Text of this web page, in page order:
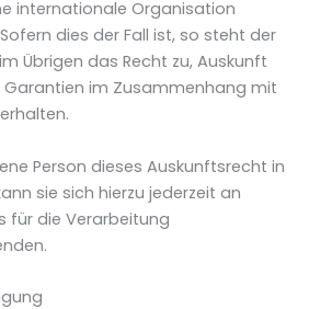
internationale Organisation
dies der Fall ist, so steht der
Übrigen das Recht zu, Auskunft
im Zusammenhang mit
Person dieses Auskunftsrecht in
sie sich hierzu jederzeit an
für die Verarbeitung